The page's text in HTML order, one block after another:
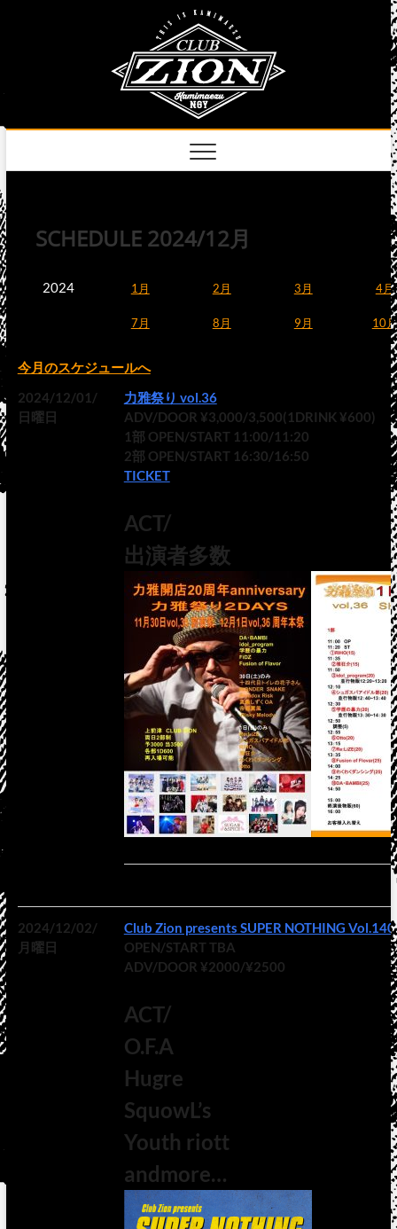
SCHEDULE 2024/12月
2024 1月 2月 3月 4月
7月 8月 9月 10月
今月のスケジュールへ
2024/12/01/
日曜日
力雅祭り vol.36
ADV/DOOR ¥3,000/3,500(1DRINK ¥600)
1部 OPEN/START 11:00/11:20
2部 OPEN/START 16:30/16:50
TICKET
ACT/
出演者多数
2024/12/02/
月曜日
Club Zion presents SUPER NOTHING Vol.140
OPEN/START TBA
ADV/DOOR ¥2000/¥2500
ACT/
O.F.A
Hugre
SquowL’s
Youth riott
andmore…